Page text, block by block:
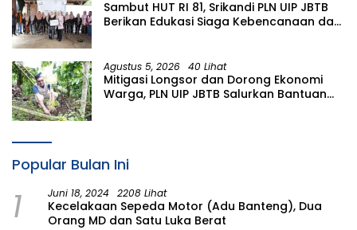
Sambut HUT RI 81, Srikandi PLN UIP JBTB
Berikan Edukasi Siaga Kebencanaan dan
Simacan Banyuwangi
Agustus 5, 2026 40 Lihat
Mitigasi Longsor dan Dorong Ekonomi
Warga, PLN UIP JBTB Salurkan Bantuan
Popular Bulan Ini
1 Juni 18, 2024 2208 Lihat
Kecelakaan Sepeda Motor (Adu Banteng), Dua
Orang MD dan Satu Luka Berat